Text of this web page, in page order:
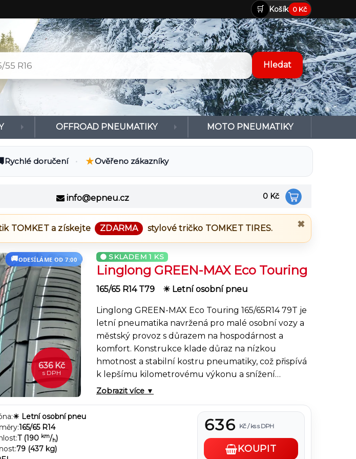
🛒 Košík 0 Kč
OFFROAD PNEUMATIKY MOTO PNEUMATIKY
Rychlé doručení • ★Ověřeno zákazníky
0 Kč
info@epneu.cz
✖
TOMKETa získejte ZDARMA stylové tričko TOMKET TIRES.
ODESÍLÁME OD 7:00
636 Kč
s DPH
SKLADEM1 KS
Linglong GREEN-MAX Eco Touring
165/65 R14 T79 ☀ Letní osobní pneu
Linglong GREEN-MAX Eco Touring 165/65R14 79T je
letní pneumatika navržená pro malé osobní vozy a
městský provoz s důrazem na hospodárnost a
komfort. Konstrukce klade důraz na nízkou
hmotnost a stabilní kostru pneumatiky, což přispívá
k lepšímu kilometrovému výkonu a snížení
spotřeby paliva. Dezén běhounu je optimalizován
mokru bez zbytečného zvýšení valivého odporu.
zajišťuje delší životnost při
běžném nasazení ve městě i na příměstských
Zobrazit více ▼
☀ Letní osobní pneu
165/65 R14
T (190 km/h)
79 (437 kg)
636 Kč / ks s DPH
KOUPIT